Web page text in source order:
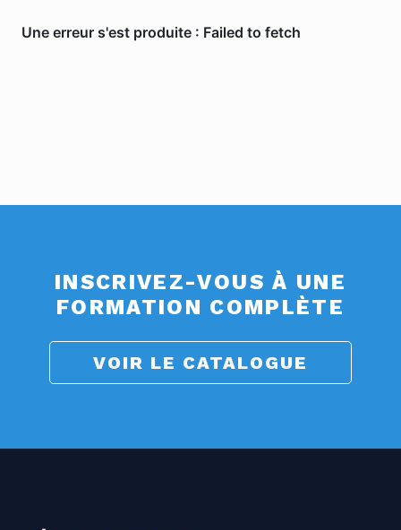
INSCRIVEZ-VOUS À UNE
FORMATION COMPLÈTE
VOIR LE CATALOGUE